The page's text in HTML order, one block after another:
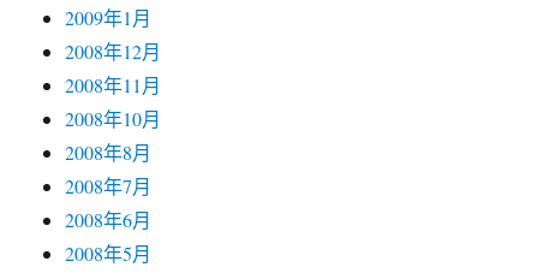
2009年1月
2008年12月
2008年11月
2008年10月
2008年8月
2008年7月
2008年6月
2008年5月